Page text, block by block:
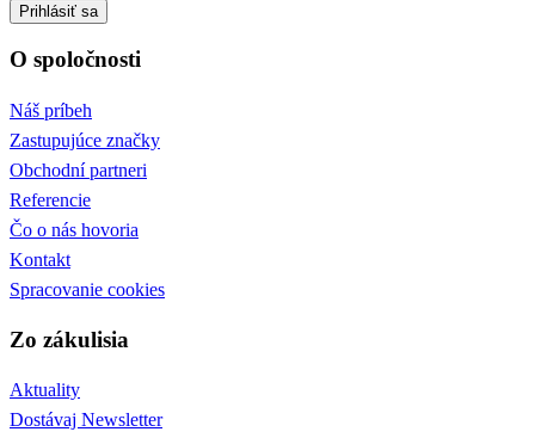
Prihlásiť sa
O spoločnosti
Náš príbeh
Zastupujúce značky
Obchodní partneri
Referencie
Čo o nás hovoria
Kontakt
Spracovanie cookies
Zo zákulisia
Aktuality
Dostávaj Newsletter